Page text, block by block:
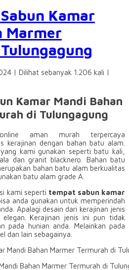
Kamar
Marmer
| Dilihat sebanyak 1.206 kali |
Kamar Mandi Bahan
di Tulungagung
aman murah terpercaya
kerajinan dengan bahan batu alam.
kami gunakan seperti batu kali,
dan granit blacknero. Bahan batu
bahan batu alam berkualitas
batu alam grade A.
kami seperti tempat sabun kamar
anda gunakan untuk memperindah
Apalagi desain dari kerajinan jenis
Kerajinan jenis ini pun tidak
pada hunian anda. Melainkan pada
dan lain sebagainya.
Bahan Marmer Termurah di